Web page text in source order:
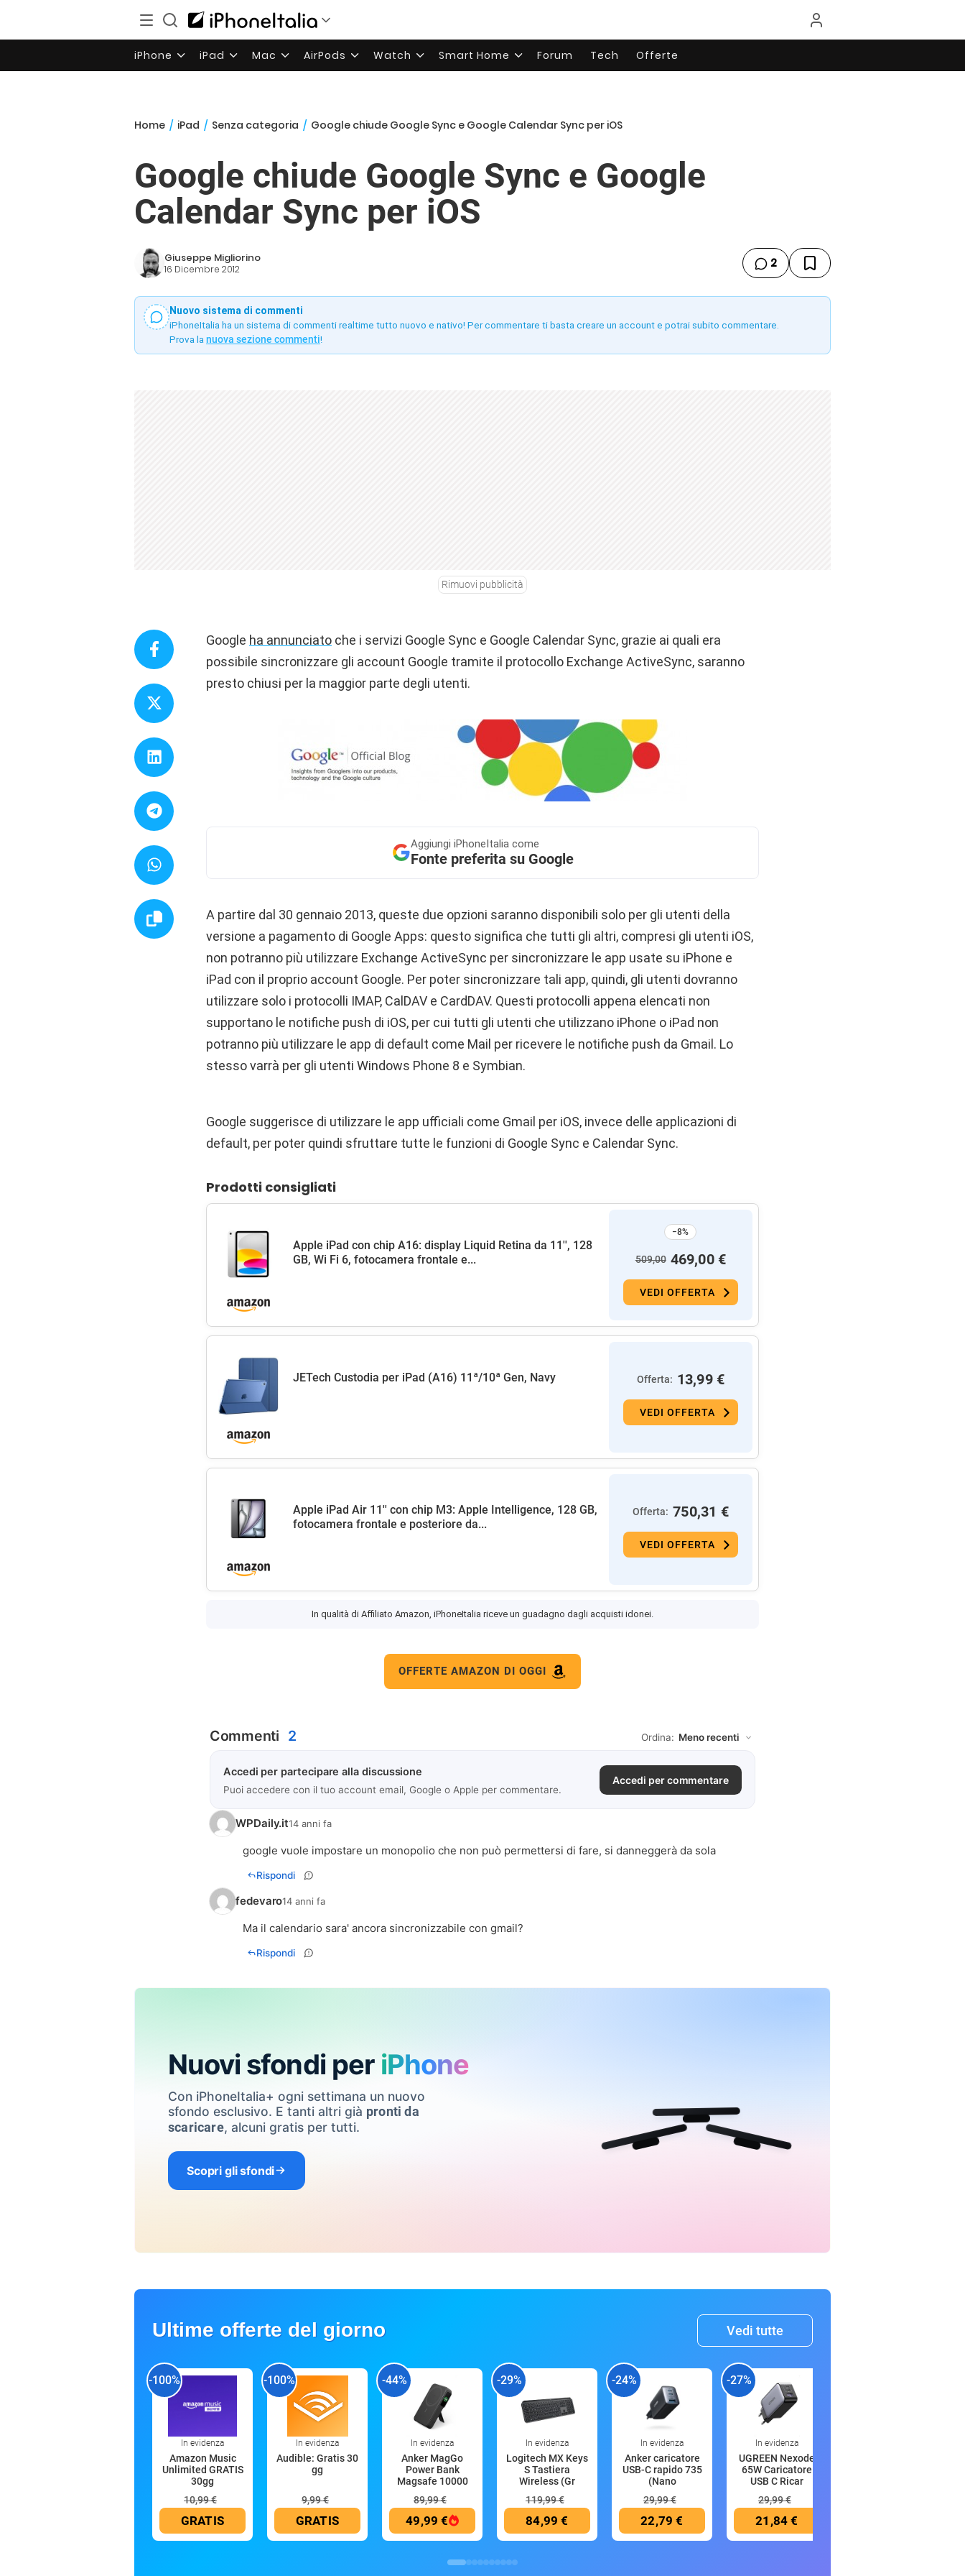
iPhone iPad Mac AirPods Watch Smart Home Forum Tech Offerte
Home / iPad / Senza categoria / Google chiude Google Sync e Google Calendar Sync per iOS
Google chiude Google Sync e Google
Calendar Sync per iOS
Giuseppe Migliorino
16 Dicembre 2012 2
Nuovo sistema di commenti
iPhoneItalia ha un sistema di commenti realtime tutto nuovo e nativo! Per commentare ti basta creare un account e potrai subito commentare.
Prova la nuova sezione commenti!
Rimuovi pubblicità
Google ha annunciato che i servizi Google Sync e Google Calendar Sync, grazie ai quali era
possibile sincronizzare gli account Google tramite il protocollo Exchange ActiveSync, saranno
presto chiusi per la maggior parte degli utenti.
Aggiungi iPhoneItalia come
Fonte preferita su Google
A partire dal 30 gennaio 2013, queste due opzioni saranno disponibili solo per gli utenti della
versione a pagamento di Google Apps: questo significa che tutti gli altri, compresi gli utenti iOS,
non potranno più utilizzare Exchange ActiveSync per sincronizzare le app usate su iPhone e
iPad con il proprio account Google. Per poter sincronizzare tali app, quindi, gli utenti dovranno
utilizzare solo i protocolli IMAP, CalDAV e CardDAV. Questi protocolli appena elencati non
supportano le notifiche push di iOS, per cui tutti gli utenti che utilizzano iPhone o iPad non
potranno più utilizzare le app di default come Mail per ricevere le notifiche push da Gmail. Lo
stesso varrà per gli utenti Windows Phone 8 e Symbian.
Google suggerisce di utilizzare le app ufficiali come Gmail per iOS, invece delle applicazioni di
default, per poter quindi sfruttare tutte le funzioni di Google Sync e Calendar Sync.
Prodotti consigliati
Apple iPad con chip A16: display Liquid Retina da 11'', 128
GB, Wi Fi 6, fotocamera frontale e...
−8%
509,00 469,00 €
VEDI OFFERTA
JETech Custodia per iPad (A16) 11ª/10ª Gen, Navy Offerta: 13,99 €
VEDI OFFERTA
Apple iPad Air 11'' con chip M3: Apple Intelligence, 128 GB,
fotocamera frontale e posteriore da...
Offerta: 750,31 €
VEDI OFFERTA
In qualità di Affiliato Amazon, iPhoneItalia riceve un guadagno dagli acquisti idonei.
OFFERTE AMAZON DI OGGI
Commenti 2 Ordina:
Accedi per partecipare alla discussione
Puoi accedere con il tuo account email, Google o Apple per commentare.
Accedi per commentare
WPDaily.it14 anni fa
google vuole impostare un monopolio che non può permettersi di fare, si danneggerà da sola
Rispondi
fedevaro14 anni fa
Ma il calendario sara' ancora sincronizzabile con gmail?
Rispondi
Nuovi sfondi per iPhone
Con iPhoneItalia+ ogni settimana un nuovo
sfondo esclusivo. E tanti altri già pronti da
scaricare, alcuni gratis per tutti.
Scopri gli sfondi
Ultime offerte del giorno Vedi tutte
-100%
In evidenza
Amazon Music
Unlimited GRATIS
30gg
10,99 €
GRATIS
-100%
In evidenza
Audible: Gratis 30
gg
9,99 €
GRATIS
-44%
In evidenza
Anker MagGo
Power Bank
Magsafe 10000
89,99 €
49,99 €
-29%
In evidenza
Logitech MX Keys
S Tastiera
Wireless (Gr
119,99 €
84,99 €
-24%
In evidenza
Anker caricatore
USB-C rapido 735
(Nano
29,99 €
22,79 €
-27%
In evidenza
UGREEN Nexode
65W Caricatore
USB C Ricar
29,99 €
21,84 €